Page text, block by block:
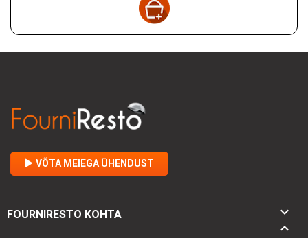
VÕTA MEIEGA ÜHENDUST
FOURNIRESTO KOHTA

